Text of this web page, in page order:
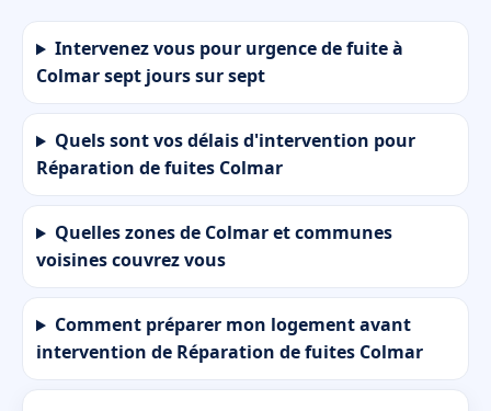
Intervenez vous pour urgence de fuite à
Colmar sept jours sur sept
Quels sont vos délais d'intervention pour
Réparation de fuites Colmar
Quelles zones de Colmar et communes
voisines couvrez vous
Comment préparer mon logement avant
intervention de Réparation de fuites Colmar